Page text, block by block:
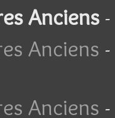
Anciens
Anciens
Anciens